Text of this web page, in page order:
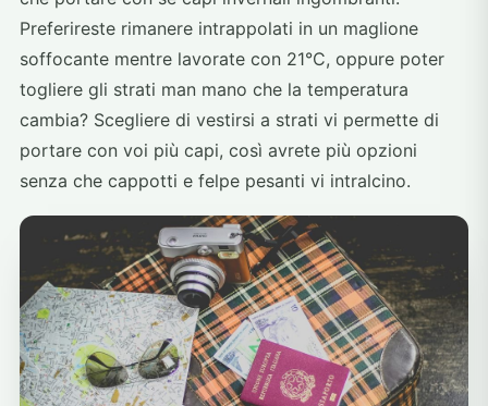
Preferireste rimanere intrappolati in un maglione
soffocante mentre lavorate con 21°C, oppure poter
togliere gli strati man mano che la temperatura
cambia? Scegliere di vestirsi a strati vi permette di
portare con voi più capi, così avrete più opzioni
senza che cappotti e felpe pesanti vi intralcino.